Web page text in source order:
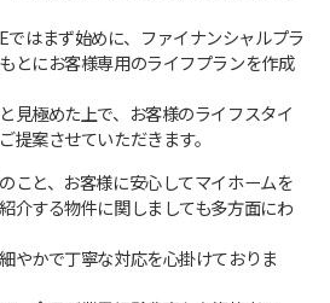
ではまず始めに、ファイナンシャルプラ
とにお客様専用のライフプランを作成
見極めた上で、お客様のライフスタイ
提案させていただきます。
こと、お客様に安心してマイホームを
介する物件に関しましても多方面にわ
やかで丁寧な対応を心掛けておりま